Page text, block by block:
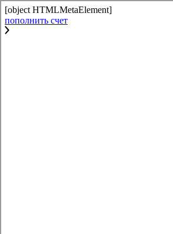
[object HTMLMetaElement]
пополнить счет